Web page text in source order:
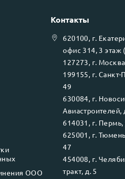
ООО
Контакты
620100, г.
офис 314, 3 этаж
127273, г. Москва
199155, г. Санкт-
49
630084, г.
Авиастроителей,
614031 , г. Пермь
625001 , г. Тюмень
47
454008, г.
тракт, д. 5